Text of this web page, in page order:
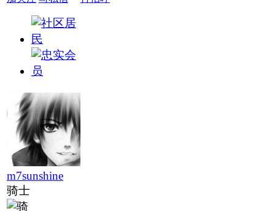
m7sunshine
骑士